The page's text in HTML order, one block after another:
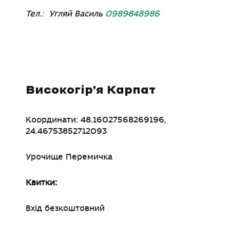
Тел.: Угляй Василь 0989848986
Високогір’я Карпат
Координати: 48.16027568269196,
24.46753852712093
Урочище Перемичка
Квитки:
Вхід безкоштовний